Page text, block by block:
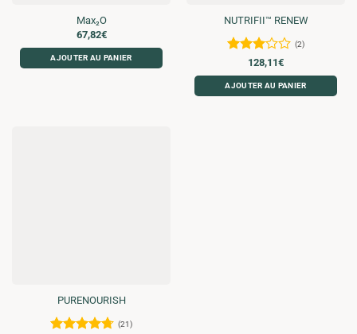
Max₂O
67,82€
AJOUTER AU PANIER
NUTRIFII™ RENEW
Note3
sur 5
(2)
128,11€
AJOUTER AU PANIER
PURENOURISH
(21)